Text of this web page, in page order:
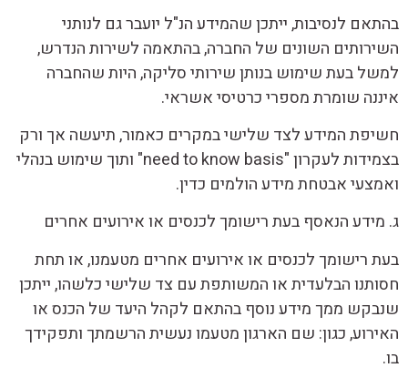
בהתאם לנסיבות, ייתכן שהמידע הנ"ל יועבר גם לנותני
השירותים השונים של החברה, בהתאמה לשירות הנדרש,
למשל בעת שימוש בנותן שירותי סליקה, היות שהחברה
איננה שומרת מספרי כרטיסי אשראי.
חשיפת המידע לצד שלישי במקרים כאמור, תיעשה אך ורק
בצמידות לעקרון "need to know basis" ותוך שימוש בנהלי
ואמצעי אבטחת מידע הולמים כדין.
ג. מידע הנאסף בעת רישומך לכנסים או אירועים אחרים
בעת רישומך לכנסים או אירועים אחרים מטעמנו, או תחת
חסותנו הבלעדית או המשותפת עם צד שלישי כלשהו, ייתכן
שנבקש ממך מידע נוסף בהתאם לקהל היעד של הכנס או
האירוע, כגון: שם הארגון מטעמו נעשית הרשמתך ותפקידך
בו.